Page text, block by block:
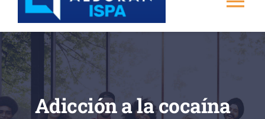
Inicio
Máster
Adicción a la cocaína